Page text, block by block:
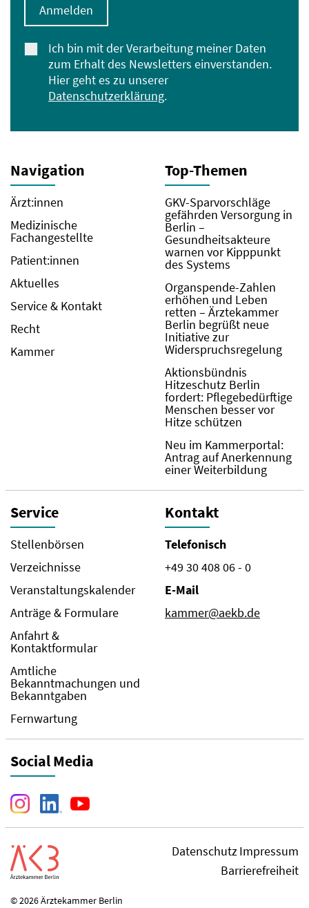
Ich bin mit der Verarbeitung meiner Daten
zum Erhalt des Newsletters einverstanden.
Hier geht es zu unserer
Datenschutzerklärung.
Anmelden
Navigation
Ärzt:innen
Medizinische
Fachangestellte
Patient:innen
Aktuelles
Service & Kontakt
Recht
Kammer
Top-Themen
GKV-Sparvorschläge
gefährden Versorgung in
Berlin –
Gesundheitsakteure
warnen vor Kipppunkt
des Systems
Organspende-Zahlen
erhöhen und Leben
retten – Ärztekammer
Berlin begrüßt neue
Initiative zur
Widerspruchsregelung
Aktionsbündnis
Hitzeschutz Berlin
fordert: Pflegebedürftige
Menschen besser vor
Hitze schützen
Neu im Kammerportal:
Antrag auf Anerkennung
einer Weiterbildung
Service
Stellenbörsen
Verzeichnisse
Veranstaltungskalender
Anträge & Formulare
Anfahrt &
Kontaktformular
Amtliche
Bekanntmachungen und
Bekanntgaben
Fernwartung
Kontakt
Telefonisch
+49 30 408 06 - 0
E-Mail
kammer@aekb.de
Social Media
DatenschutzImpressum
Barrierefreiheit
© 2026 Ärztekammer Berlin